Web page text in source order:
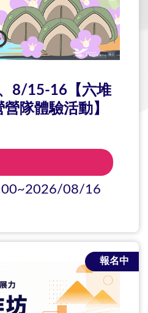
8/15-16【六堆
隊體驗活動】
08/16
報名中